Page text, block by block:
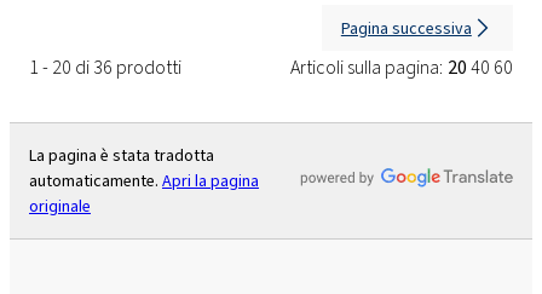
1 - 20 di 36 prodotti Articoli sulla pagina: 2040 60
Pagina successiva
La pagina è stata tradotta
automaticamente. Apri la pagina
originale